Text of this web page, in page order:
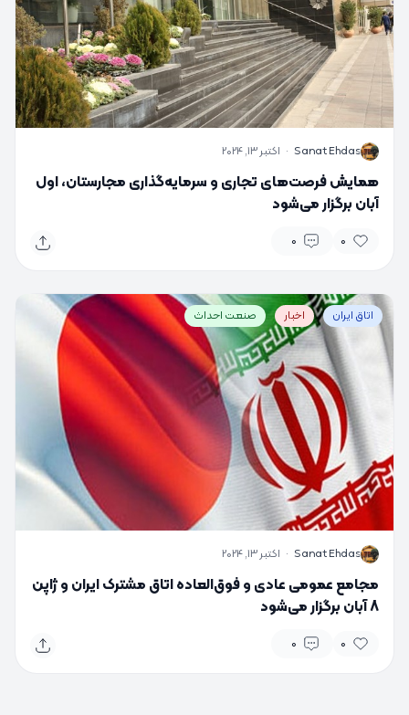
S
Sanat Ehdas
· اکتبر 13, 2024
همایش فرصت‌های تجاری و سرمایه‌گذاری مجارستان، اول
آبان برگزار می‌شود
0
0
اتاق ایران اخبار صنعت احداث
S
Sanat Ehdas
· اکتبر 13, 2024
مجامع عمومی عادی و فوق‌العاده اتاق مشترک ایران و ژاپن
8 آبان برگزار می‌شود
0
0